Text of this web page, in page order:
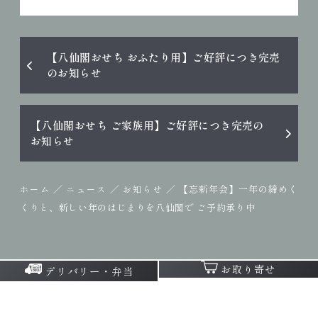
【八仙閣おせち おふたり用】ご好評につき完売
のお知らせ
【八仙閣おせち ご家族用】ご好評につき完売の
お知らせ
ホーム ／ ニュース ／ お知らせ ／
【忘新年会】一年の締めく
くりと、新しい年のはじまりを八仙閣で ご予約承り中
デリバリー・弁当 お取り寄せ